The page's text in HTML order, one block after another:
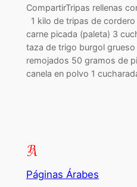
CompartirTripas rellenas
1 kilo de tripas de
carne picada (paleta) 3
taza de trigo burgol
remojados 50 gramos de
canela en polvo 1
Páginas Árabes